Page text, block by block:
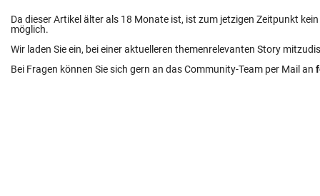
Da dieser Artikel älter als 18 Monate ist, ist zum jetzigen Zeitpunkt
möglich.
Wir laden Sie ein, bei einer aktuelleren themenrelevanten Story
Bei Fragen können Sie sich gern an das Community-Team per Mail an